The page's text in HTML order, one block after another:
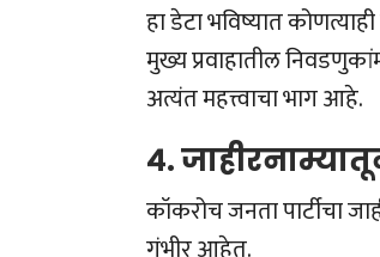
हा डेटा भविष्यात
मुख्य प्रवाहातील
अत्यंत महत्त्वाचा भाग आहे.
४.
कॉकरोच जनता पार्टीचा